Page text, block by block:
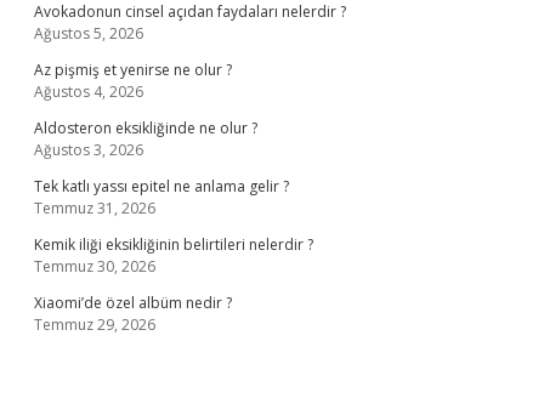
Avokadonun cinsel açıdan faydaları nelerdir ?
Ağustos 5, 2026
Az pişmiş et yenirse ne olur ?
Ağustos 4, 2026
Aldosteron eksikliğinde ne olur ?
Ağustos 3, 2026
Tek katlı yassı epitel ne anlama gelir ?
Temmuz 31, 2026
Kemik iliği eksikliğinin belirtileri nelerdir ?
Temmuz 30, 2026
Xiaomi’de özel albüm nedir ?
Temmuz 29, 2026